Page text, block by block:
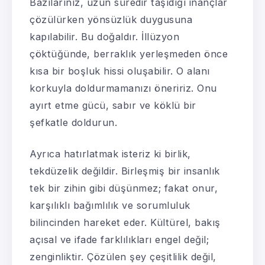
Bazılarınız, uzun süredir taşıdığı inançlar
çözülürken yönsüzlük duygusuna
kapılabilir. Bu doğaldır. İllüzyon
çöktüğünde, berraklık yerleşmeden önce
kısa bir boşluk hissi oluşabilir. O alanı
korkuyla doldurmamanızı öneririz. Onu
ayırt etme gücü, sabır ve köklü bir
şefkatle doldurun.
Ayrıca hatırlatmak isteriz ki birlik,
tekdüzelik değildir. Birleşmiş bir insanlık
tek bir zihin gibi düşünmez; fakat onur,
karşılıklı bağımlılık ve sorumluluk
bilincinden hareket eder. Kültürel, bakış
açısal ve ifade farklılıkları engel değil;
zenginliktir. Çözülen şey çeşitlilik değil,